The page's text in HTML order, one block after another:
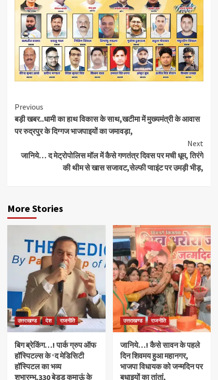
Continue
Reading
Previous
बड़ी खबर..धामी का हाथ विकास के साथ,खटीमा में मुख्यमंत्री के आवास
पर रुद्रपुर के दिग्गज भाजपाइयों का जमावड़ा,
Next
जानिये… द मेट्रोपोलिस मॉल में कैसे गणतंत्र दिवस पर मची धूम, तिरंगे
की थीम से खास सजावट,सेल्फी प्वाइंट पर उमड़ी भीड़,
More Stories
उत्तराखण्ड देश राजनीति
बिग ब्रेकिंग…! पार्क ग्रुप ऑफ
हॉस्पिटल्स के ‘द मेडिसिटी
हॉस्पिटल का भव्य
शुभारम्भ,330 बेडड कुमाऊं के
उत्तराखण्ड राजनीति
जानिये…! कैसे सावन के पहले
दिन शिवमय हुआ महानगर,
भाजपा विधायक को जन्मदिन पर
बधाइयों का तांतां,